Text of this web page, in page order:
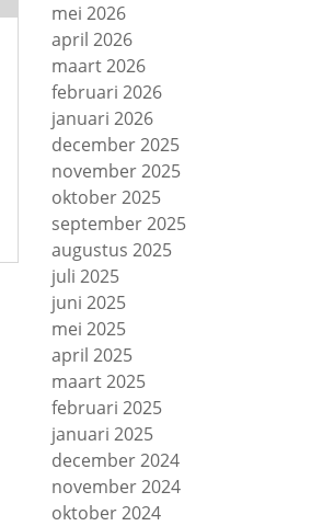
mei 2026
april 2026
maart 2026
februari 2026
januari 2026
december 2025
november 2025
oktober 2025
september 2025
augustus 2025
juli 2025
juni 2025
mei 2025
april 2025
maart 2025
februari 2025
januari 2025
december 2024
november 2024
oktober 2024